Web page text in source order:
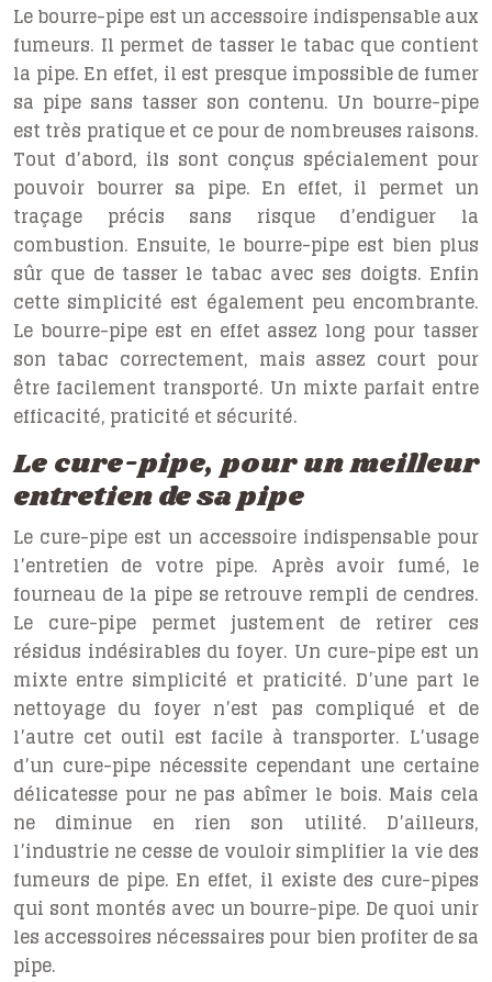
Lebourre-pipe est un accessoire indispensable aux
fumeurs. Il permet de tasser le tabac que contient
la pipe. En effet, il est presque impossible de fumer
sa pipe sans tasser son contenu. Un bourre-pipe
est très pratique et ce pour de nombreuses raisons.
Tout d’abord, ils sont conçus spécialement pour
pouvoir bourrer sa pipe. En effet, il permet un
traçage précis sans risque d’endiguer la
combustion. Ensuite, le bourre-pipe est bien plus
sûr que de tasser le tabac avec ses doigts. Enfin
cette simplicité est également peu encombrante.
Le bourre-pipe est en effet assez long pour tasser
son tabac correctement, mais assez court pour
être facilement transporté. Un mixte parfait entre
efficacité, praticité et sécurité.
Le cure-pipe, pour un meilleur
entretien de sa pipe
Le cure-pipe est un accessoire indispensable pour
l’entretien de votre pipe. Après avoir fumé, le
fourneau de la pipe se retrouve rempli de cendres.
Le cure-pipe permet justement de retirer ces
résidus indésirables du foyer. Un cure-pipeest un
mixte entre simplicité et praticité. D’une part le
nettoyage du foyer n’est pas compliqué et de
l’autre cet outil est facile à transporter. L’usage
d’un cure-pipe nécessite cependant une certaine
délicatesse pour ne pas abîmer le bois. Mais cela
ne diminue en rien son utilité. D’ailleurs,
l’industrie ne cesse de vouloir simplifier la vie des
fumeurs de pipe. En effet, il existe des cure-pipes
qui sont montés avec un bourre-pipe. De quoi unir
les accessoires nécessaires pour bien profiter de sa
pipe.